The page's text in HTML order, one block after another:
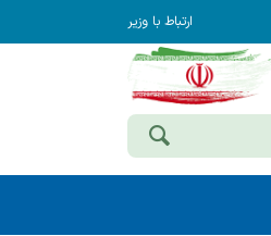
ارتباط با وزیر